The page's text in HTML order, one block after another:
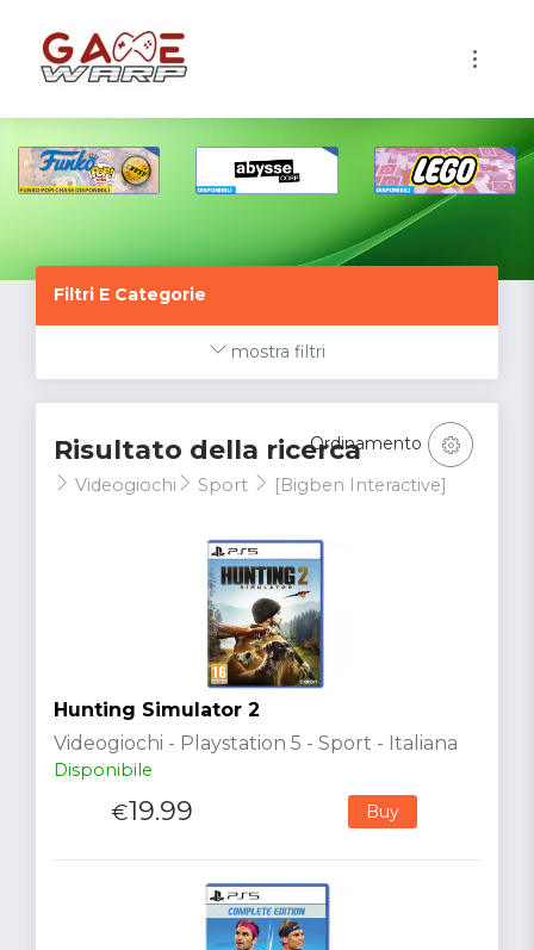
Filtri E Categorie
mostra filtri
Risultato della ricerca
Videogiochi Sport [Bigben Interactive]
Ordinamento
Hunting Simulator 2
Videogiochi - Playstation 5 - Sport - Italiana
Disponibile
€19.99 Buy